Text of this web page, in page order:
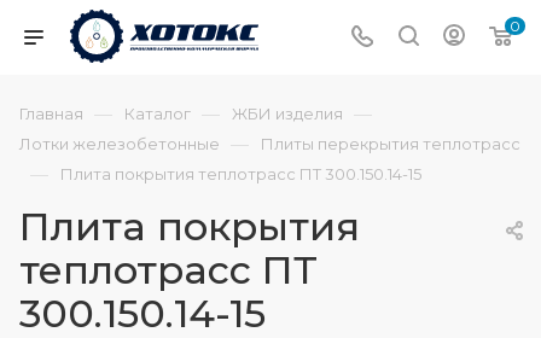
0
Главная — Каталог — ЖБИ изделия —
Лотки железобетонные — Плиты перекрытия теплотрасс
— Плита покрытия теплотрасс ПТ 300.150.14-15
Плита покрытия
теплотрасс ПТ
300.150.14-15